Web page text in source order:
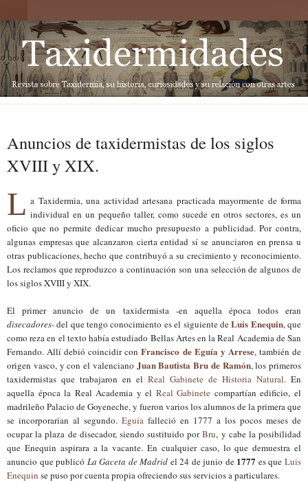
Anuncios de taxidermistas de los siglos
XVIII y XIX.
L a Taxidermia, una actividad artesana practicada mayormente de forma
individual en un pequeño taller, como sucede en otros sectores, es un
oficio que no permite dedicar mucho presupuesto a publicidad. Por contra,
algunas empresas que alcanzaron cierta entidad sí se anunciaron en prensa u
otras publicaciones, hecho que contribuyó a su crecimiento y reconocimiento.
Los reclamos que reproduzco a continuación son una selección de algunos de
los siglos XVIII y XIX.
El primer anuncio de un taxidermista -en aquella época todos eran
disecadores- del que tengo conocimiento es el siguiente deLuis Enequin, que
como reza en el texto había estudiado Bellas Artes en la Real Academia de San
Fernando. Allí debió coincidir conFrancisco de Eguía y Arrese, también de
origen vasco, y con el valenciano Juan Bautista Bru de Ramón, los primeros
taxidermistas que trabajaron en el Real Gabinete de Historia Natural. En
aquella época la Real Academia y el Real Gabinete compartían edificio, el
madrileño Palacio de Goyeneche, y fueron varios los alumnos de la primera que
se incorporarían al segundo. Eguía falleció en 1777 a los pocos meses de
ocupar la plaza de disecador, siendo sustituido porBru, y cabe la posibilidad
que Enequin aspirara a la vacante. En cualquier caso, lo que demuestra el
anuncio que publicó La Gaceta de Madrid el 24 de junio de 1777 es queLuis
Enequin se puso por cuenta propia ofreciendo sus servicios a particulares.